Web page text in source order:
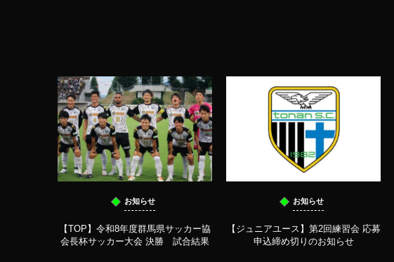
お知らせ
【TOP】令和8年度群馬県サッカー協
会長杯サッカー大会 決勝 試合結果
お知らせ
【ジュニアユース】第2回練習会 応募
申込締め切りのお知らせ